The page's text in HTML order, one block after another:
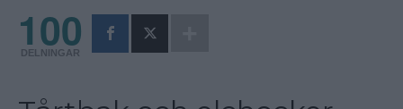
100
DELNINGAR